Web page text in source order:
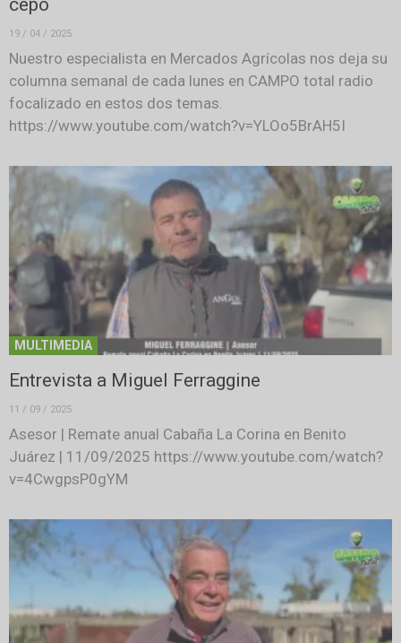
19 / 04 / 2025
Nuestro especialista en Mercados Agrícolas nos deja su
columna semanal de cada lunes en CAMPO total radio
focalizado en estos dos temas.
https://www.youtube.com/watch?v=YLOo5BrAH5I
MULTIMEDIA
Entrevista a Miguel Ferraggine
11 / 09 / 2025
Asesor | Remate anual Cabaña La Corina en Benito
Juárez | 11/09/2025 https://www.youtube.com/watch?
v=4CwgpsP0gYM